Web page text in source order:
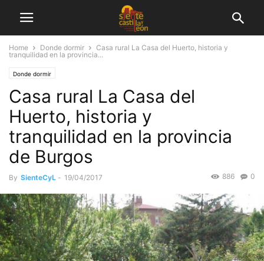
Home Donde dormir
Casa rural La Casa del Huerto, historia y
tranquilidad en la provincia...
Donde dormir
Casa rural La Casa del
Huerto, historia y
tranquilidad en la provincia
de Burgos
By SienteCyL - 19/04/2017 0
886